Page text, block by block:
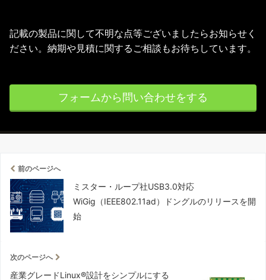
記載の製品に関して不明な点等ございましたらお知らせく
ださい。納期や見積に関するご相談もお待ちしています。
フォームから問い合わせをする
前のページへ
ミスター・ループ社USB3.0対応
WiGig（IEEE802.11ad）ドングルのリリースを開
始
次のページへ
産業グレードLinux®設計をシンプルにする